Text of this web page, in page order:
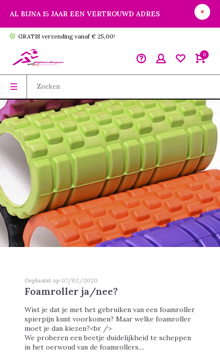
AL BIJNA 15 JAAR EEN VERTROUWD ADRES
GRATIS verzending vanaf € 25,00!
0
Geplaatst op 07/02/2020
Foamroller ja/nee?
Wist je dat je met het gebruiken van een foamroller
spierpijn kunt voorkomen? Maar welke foamroller
moet je dan kiezen?<br />
We proberen een beetje duidelijkheid te scheppen
in het oerwoud van de foamrollers....